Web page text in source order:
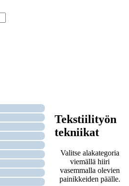
Tekstiilityön
tekniikat
Valitse alakategoria
viemällä hiiri
vasemmalla olevien
painikkeiden päälle.